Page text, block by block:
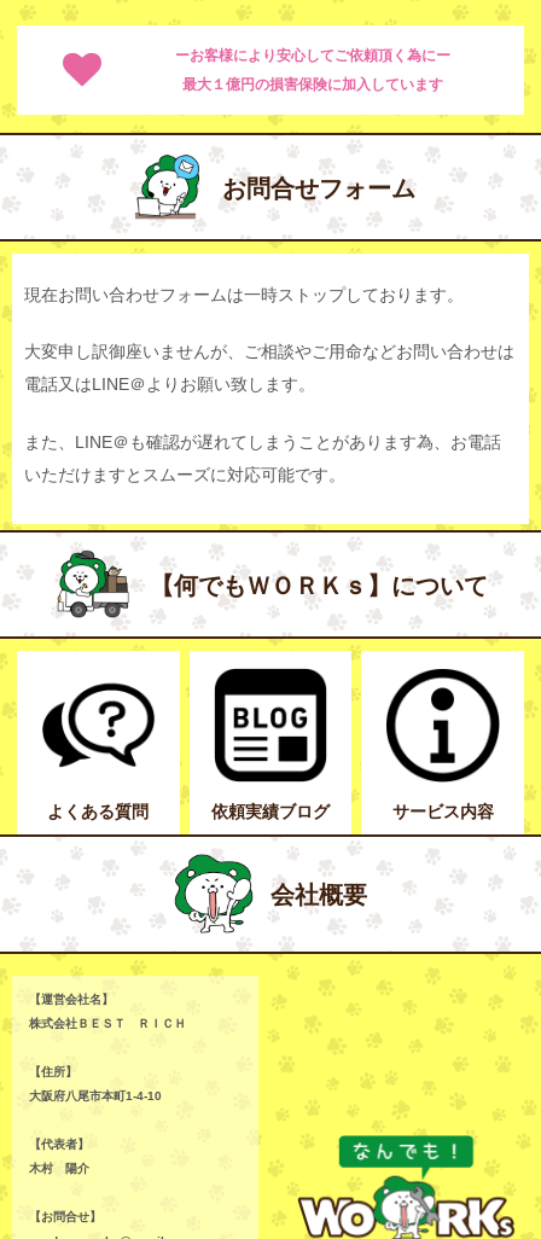
ーお客様により安心してご依頼頂く為にー
最大１億円の損害保険に加入しています
お問合せフォーム
現在お問い合わせフォームは一時ストップしております。
大変申し訳御座いませんが、ご相談やご用命などお問い合わせは
電話又はLINE＠よりお願い致します。
また、LINE＠も確認が遅れてしまうことがあります為、お電話
いただけますとスムーズに対応可能です。
【何でもＷＯＲＫｓ】について
よくある質問 依頼実績ブログ サービス内容
会社概要
【運営会社名】
株式会社ＢＥＳＴ ＲＩＣＨ
【住所】
大阪府八尾市本町1-4-10
【代表者】
木村 陽介
【お問合せ】